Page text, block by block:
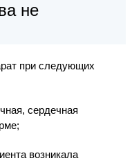
не
при следующих
сердечная
возникала